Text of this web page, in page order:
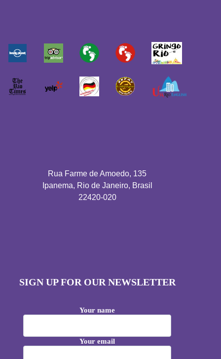
Rua Farme de Amoedo, 135
Ipanema, Rio de Janeiro, Brasil
22420-020
SIGN UP FOR OUR NEWSLETTER
Your name
Your email